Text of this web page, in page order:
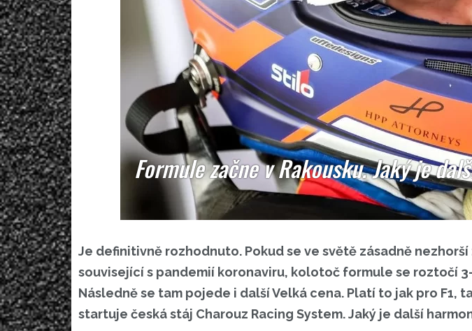
Formule začne v Rakousku. Jaký je
Je definitivně rozhodnuto. Pokud se ve světě zásadně
související s pandemií koronaviru, kolotoč formule se roztočí
Následně se tam pojede i další Velká cena. Platí to jak pro F1,
startuje česká stáj Charouz Racing System. Jaký je další